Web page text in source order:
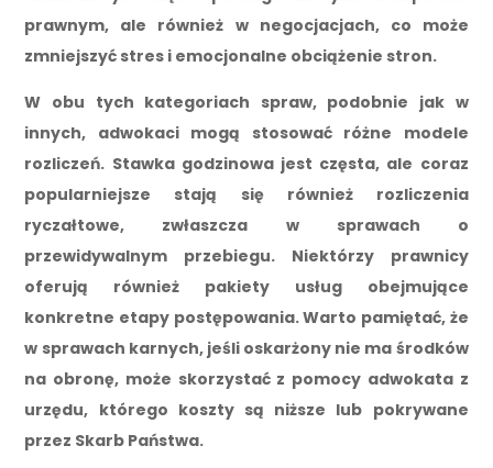
prawnym, ale również w negocjacjach, co może
zmniejszyć stres i emocjonalne obciążenie stron.
W obu tych kategoriach spraw, podobnie jak w
innych, adwokaci mogą stosować różne modele
rozliczeń. Stawka godzinowa jest częsta, ale coraz
popularniejsze stają się również rozliczenia
ryczałtowe, zwłaszcza w sprawach o
przewidywalnym przebiegu. Niektórzy prawnicy
oferują również pakiety usług obejmujące
konkretne etapy postępowania. Warto pamiętać, że
w sprawach karnych, jeśli oskarżony nie ma środków
na obronę, może skorzystać z pomocy adwokata z
urzędu, którego koszty są niższe lub pokrywane
przez Skarb Państwa.